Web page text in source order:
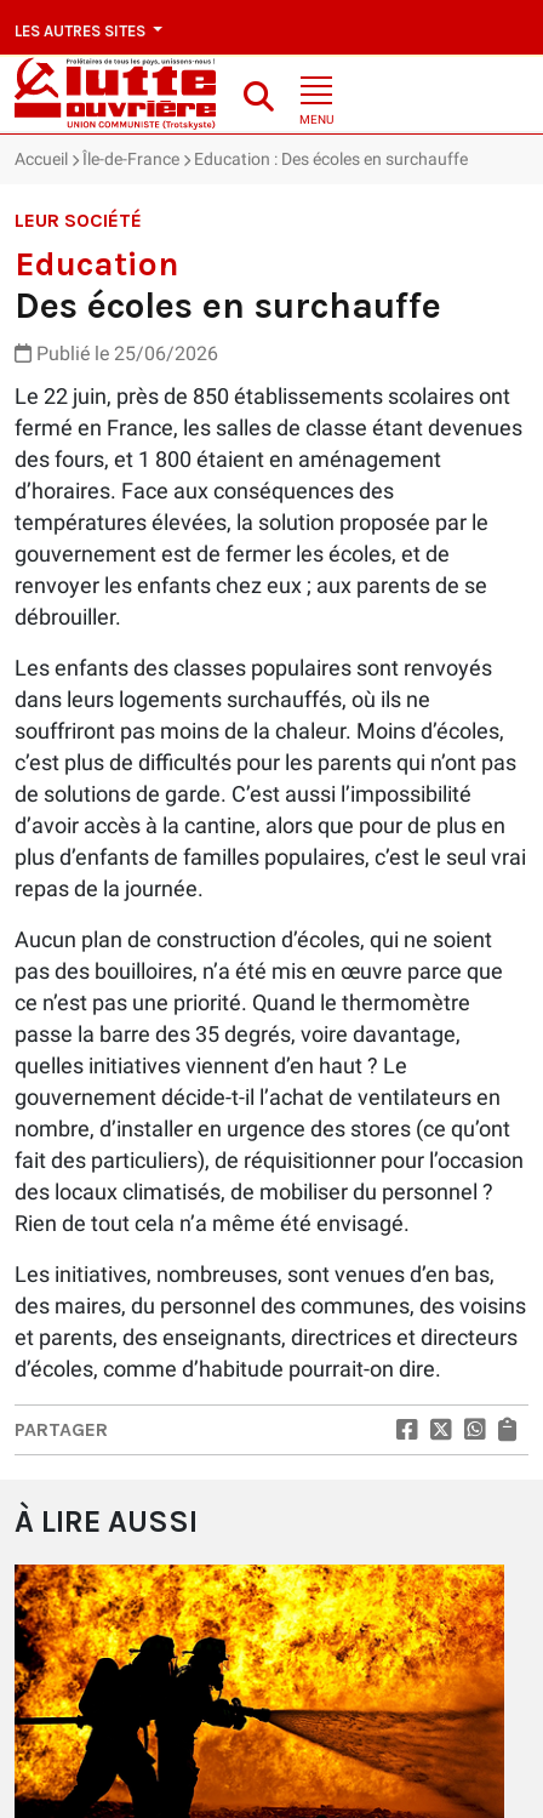
LES AUTRES SITES
MENU
Accueil Île-de-France Education : Des écoles en surchauffe
LEUR SOCIÉTÉ
Education
Des écoles en surchauffe
Publié le 25/06/2026
Le 22 juin, près de 850 établissements scolaires ont
fermé en France, les salles de classe étant devenues
des fours, et 1 800 étaient en aménagement
d’horaires. Face aux conséquences des
températures élevées, la solution proposée par le
gouvernement est de fermer les écoles, et de
renvoyer les enfants chez eux ; aux parents de se
débrouiller.
Les enfants des classes populaires sont renvoyés
dans leurs logements surchauffés, où ils ne
souffriront pas moins de la chaleur. Moins d’écoles,
c’est plus de difficultés pour les parents qui n’ont pas
de solutions de garde. C’est aussi l’impossibilité
d’avoir accès à la cantine, alors que pour de plus en
plus d’enfants de familles populaires, c’est le seul vrai
repas de la journée.
Aucun plan de construction d’écoles, qui ne soient
pas des bouilloires, n’a été mis en œuvre parce que
ce n’est pas une priorité. Quand le thermomètre
passe la barre des 35 degrés, voire davantage,
quelles initiatives viennent d’en haut ? Le
gouvernement décide-t-il l’achat de ventilateurs en
nombre, d’installer en urgence des stores (ce qu’ont
fait des particuliers), de réquisitionner pour l’occasion
des locaux climatisés, de mobiliser du personnel ?
Rien de tout cela n’a même été envisagé.
Les initiatives, nombreuses, sont venues d’en bas,
des maires, du personnel des communes, des voisins
et parents, des enseignants, directrices et directeurs
d’écoles, comme d’habitude pourrait-on dire.
PARTAGER
À LIRE AUSSI